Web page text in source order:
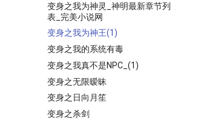
变身之我为神灵_神明最新章节列
表_完美小说网
变身之我为神王(1)
变身之我的系统有毒
变身之我真不是NPC_(1)
变身之无限暧昧
变身之日向月笙
变身之杀剑